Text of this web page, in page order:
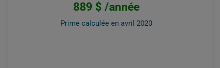
889 $ /année
Prime calculée en avril 2020